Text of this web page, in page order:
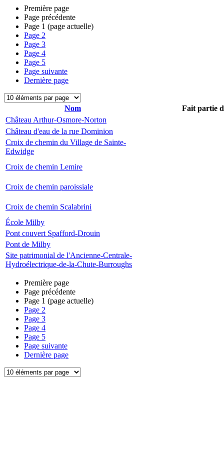
Première page
Page précédente
Page 1 (page actuelle)
Page 2
Page 3
Page 4
Page 5
Page suivante
Dernière page
Nom
Fait partie
Château Arthur-Osmore-Norton
Château d'eau de la rue Dominion
Croix de chemin du Village de Sainte-
Edwidge
Croix de chemin Lemire
Croix de chemin paroissiale
Croix de chemin Scalabrini
École Milby
Pont couvert Spafford-Drouin
Pont de Milby
Site patrimonial de l'Ancienne-Centrale-
Hydroélectrique-de-la-Chute-Burroughs
Première page
Page précédente
Page 1 (page actuelle)
Page 2
Page 3
Page 4
Page 5
Page suivante
Dernière page